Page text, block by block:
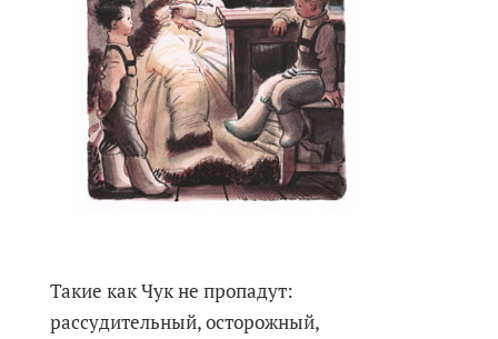
Такие как Чук не пропадут:
рассудительный, осторожный,